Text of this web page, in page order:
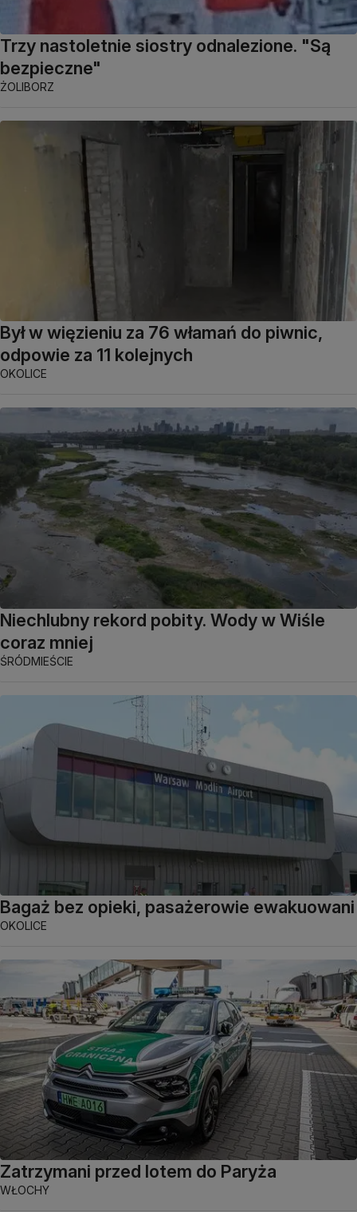
Trzy nastoletnie siostry odnalezione. "Są
bezpieczne"
ŻOLIBORZ
Był w więzieniu za 76 włamań do piwnic,
odpowie za 11 kolejnych
OKOLICE
Niechlubny rekord pobity. Wody w Wiśle
coraz mniej
ŚRÓDMIEŚCIE
Bagaż bez opieki, pasażerowie ewakuowani
OKOLICE
Zatrzymani przed lotem do Paryża
WŁOCHY